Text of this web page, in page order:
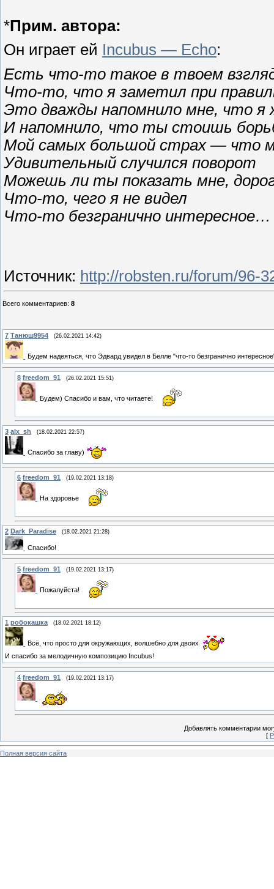
*Прим. автора:
Он играет ей Incubus — Echo:
Есть что-то такое в твоем
Что-то, что я заметил при
Это дважды напомнило мне, что я
И напомнило, что ты стоишь
Мой самых большой страх — что
Удивительный случился поворот
Можешь ли ты показать мне,
Что-то, чего я не видел
Что-то безгранично интересное…
Источник: http://robsten.ru/forum/96-
Всего комментариев: 8
7 Танюш9954 (26.02.2021 14:42)
Будем надеяться, что Эдвард увидел в Белле "что-то безгранично
8 freedom_91 (26.02.2021 15:51)
Будем) Спасибо и вам, что читаете!
3 alx_sh (18.02.2021 22:57)
Спасибо за главу)
6 freedom_91 (19.02.2021 13:18)
На здоровье
2 Dark_Paradise (18.02.2021 21:28)
Спасибо!
5 freedom_91 (19.02.2021 13:17)
Пожалуйста!
1 робокашка (18.02.2021 18:12)
Всё, что просто для окружающих, волшебно для двоих
И спасибо за мелодичную композицию Incubus!
4 freedom_91 (19.02.2021 13:17)
Добавлять комментарии
[
Полная версия сайта